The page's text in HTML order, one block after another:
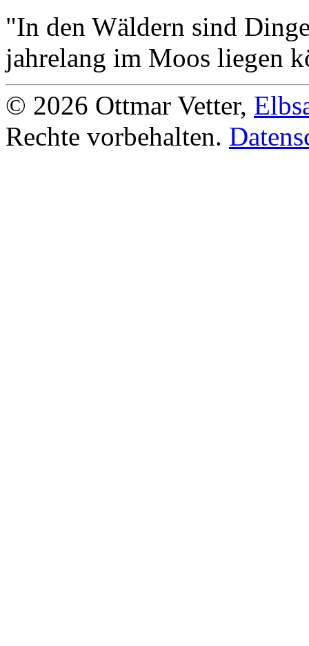
"In den Wäldern sind
jahrelang im Moos liegen
© 2026 Ottmar Vetter,
Rechte vorbehalten.